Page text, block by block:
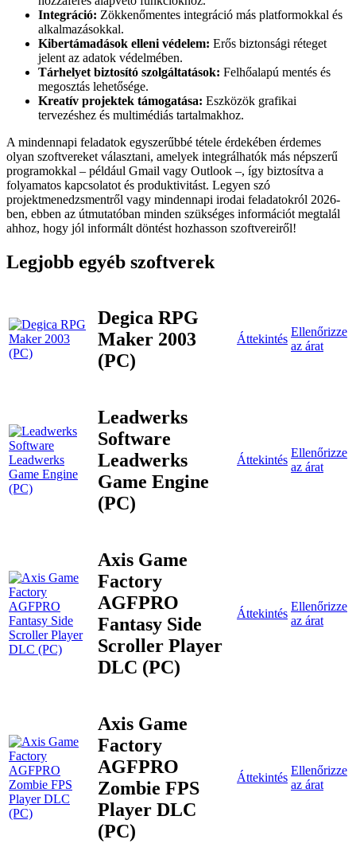
Integráció: Zökkenőmentes integráció más platformokkal és
alkalmazásokkal.
Kibertámadások elleni védelem: Erős biztonsági réteget
jelent az adatok védelmében.
Tárhelyet biztosító szolgáltatások: Felhőalapú mentés és
megosztás lehetősége.
Kreatív projektek támogatása: Eszközök grafikai
tervezéshez és multimédiás tartalmakhoz.
A mindennapi feladatok egyszerűbbé tétele érdekében érdemes
olyan szoftvereket választani, amelyek integrálhatók más népszerű
programokkal – például Gmail vagy Outlook –, így biztosítva a
folyamatos kapcsolatot és produktivitást. Legyen szó
projektmenedzsmentről vagy mindennapi irodai feladatokról 2026-
ben, ebben az útmutatóban minden szükséges információt megtalál
ahhoz, hogy jól informált döntést hozhasson szoftvereiről!
Legjobb egyéb szoftverek
Degica RPG
Maker 2003
(PC)
Áttekintés
Ellenőrizze
az árat
Leadwerks
Software
Leadwerks
Game Engine
(PC)
Áttekintés
Ellenőrizze
az árat
Axis Game
Factory
AGFPRO
Fantasy Side
Scroller Player
DLC (PC)
Áttekintés
Ellenőrizze
az árat
Axis Game
Factory
AGFPRO
Zombie FPS
Player DLC
(PC)
Áttekintés
Ellenőrizze
az árat